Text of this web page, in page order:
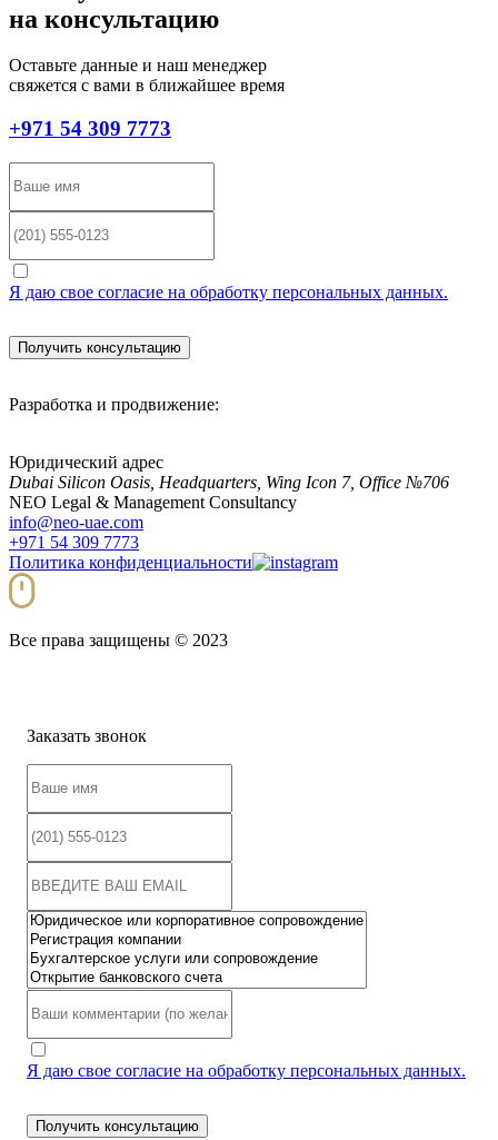
на консультацию
Оставьте данные и наш менеджер
свяжется с вами в ближайшее время
+971 54 309 7773
Я даю свое согласие на обработку персональных данных.
Разработка и продвижение:
Юридический адрес
Dubai Silicon Oasis, Headquarters, Wing Icon 7, Office №706
NEO Legal & Management Consultancy
info@neo-uae.com
+971 54 309 7773
Политика конфиденциальности
Все права защищены © 2023
Заказать звонок
Я даю свое согласие на обработку персональных данных.